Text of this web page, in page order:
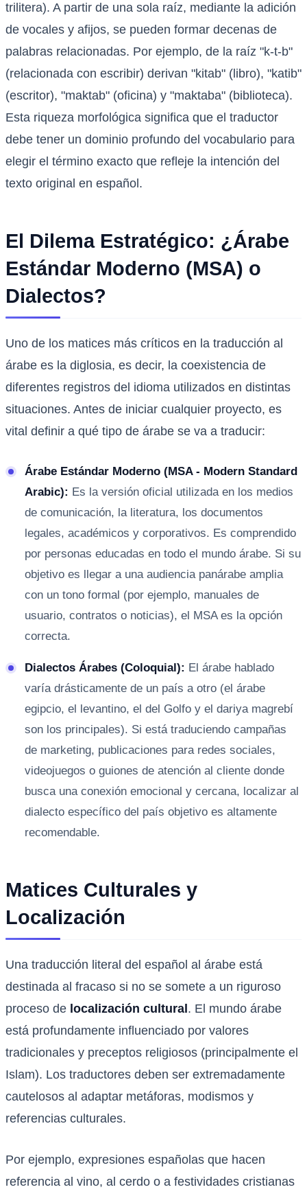
trilitera). A partir de una sola raíz, mediante la adición
de vocales y afijos, se pueden formar decenas de
palabras relacionadas. Por ejemplo, de la raíz "k-t-b"
(relacionada con escribir) derivan "kitab" (libro), "katib"
(escritor), "maktab" (oficina) y "maktaba" (biblioteca).
Esta riqueza morfológica significa que el traductor
debe tener un dominio profundo del vocabulario para
elegir el término exacto que refleje la intención del
texto original en español.
El Dilema Estratégico: ¿Árabe
Estándar Moderno (MSA) o
Dialectos?
Uno de los matices más críticos en la traducción al
árabe es la diglosia, es decir, la coexistencia de
diferentes registros del idioma utilizados en distintas
situaciones. Antes de iniciar cualquier proyecto, es
vital definir a qué tipo de árabe se va a traducir:
Árabe Estándar Moderno (MSA - Modern Standard
Arabic): Es la versión oficial utilizada en los medios
de comunicación, la literatura, los documentos
legales, académicos y corporativos. Es comprendido
por personas educadas en todo el mundo árabe. Si su
objetivo es llegar a una audiencia panárabe amplia
con un tono formal (por ejemplo, manuales de
usuario, contratos o noticias), el MSA es la opción
correcta.
Dialectos Árabes (Coloquial): El árabe hablado
varía drásticamente de un país a otro (el árabe
egipcio, el levantino, el del Golfo y el dariya magrebí
son los principales). Si está traduciendo campañas
de marketing, publicaciones para redes sociales,
videojuegos o guiones de atención al cliente donde
busca una conexión emocional y cercana, localizar al
dialecto específico del país objetivo es altamente
recomendable.
Matices Culturales y
Localización
Una traducción literal del español al árabe está
destinada al fracaso si no se somete a un riguroso
proceso de localización cultural . El mundo árabe
está profundamente influenciado por valores
tradicionales y preceptos religiosos (principalmente el
Islam). Los traductores deben ser extremadamente
cautelosos al adaptar metáforas, modismos y
referencias culturales.
Por ejemplo, expresiones españolas que hacen
referencia al vino, al cerdo o a festividades cristianas